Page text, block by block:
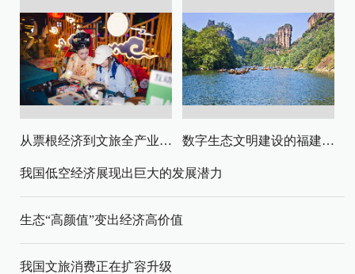
从票根经济到文旅全产业链升级 数字生态文明建设的福建路径与启示
我国低空经济展现出巨大的发展潜力
生态“高颜值”变出经济高价值
我国文旅消费正在扩容升级